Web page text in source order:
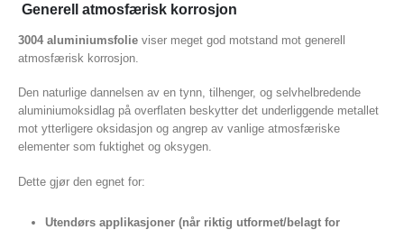
Generell atmosfærisk korrosjon
3004 aluminiumsfolie viser meget god motstand mot generell
atmosfærisk korrosjon.
Den naturlige dannelsen av en tynn, tilhenger, og selvhelbredende
aluminiumoksidlag på overflaten beskytter det underliggende metallet
mot ytterligere oksidasjon og angrep av vanlige atmosfæriske
elementer som fuktighet og oksygen.
Dette gjør den egnet for:
Utendørs applikasjoner (når riktig utformet/belagt for